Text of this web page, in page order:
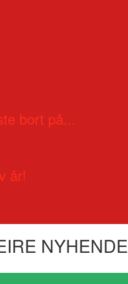
bort på...
år!
NYHENDE